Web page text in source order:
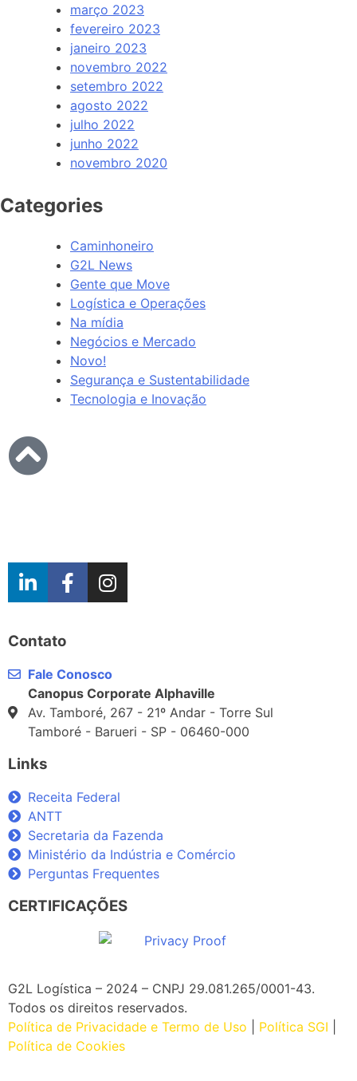
março 2023
fevereiro 2023
janeiro 2023
novembro 2022
setembro 2022
agosto 2022
julho 2022
junho 2022
novembro 2020
Categories
Caminhoneiro
G2L News
Gente que Move
Logística e Operações
Na mídia
Negócios e Mercado
Novo!
Segurança e Sustentabilidade
Tecnologia e Inovação
Contato
Fale Conosco
Canopus Corporate Alphaville
Av. Tamboré, 267 - 21º Andar - Torre Sul
Tamboré - Barueri - SP - 06460-000
Links
Receita Federal
ANTT
Secretaria da Fazenda
Ministério da Indústria e Comércio
Perguntas Frequentes
CERTIFICAÇÕES
G2L Logística – 2024 – CNPJ 29.081.265/0001-43.
Todos os direitos reservados.
Política de Privacidade e Termo de Uso
Política SGI
Política de Cookies